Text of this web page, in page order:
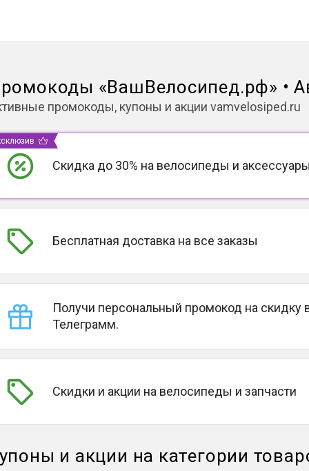
«ВашВелосипед.рф» •
промокоды, купоны и акции vamvelosiped.ru
Скидка до 30% на велосипеды и
Бесплатная доставка на все заказы
Получи персональный промокод на скидку
Телеграмм.
Скидки и акции на велосипеды и запчасти
и акции на категории